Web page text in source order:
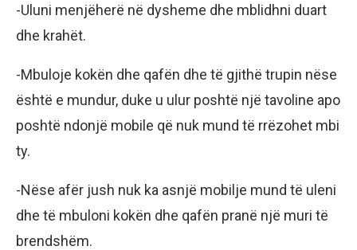
-Uluni menjëherë në dysheme dhe mblidhni duart
dhe krahët.
-Mbuloje kokën dhe qafën dhe të gjithë trupin nëse
është e mundur, duke u ulur poshtë një tavoline apo
poshtë ndonjë mobile që nuk mund të rrëzohet mbi
ty.
-Nëse afër jush nuk ka asnjë mobilje mund të uleni
dhe të mbuloni kokën dhe qafën pranë një muri të
brendshëm.